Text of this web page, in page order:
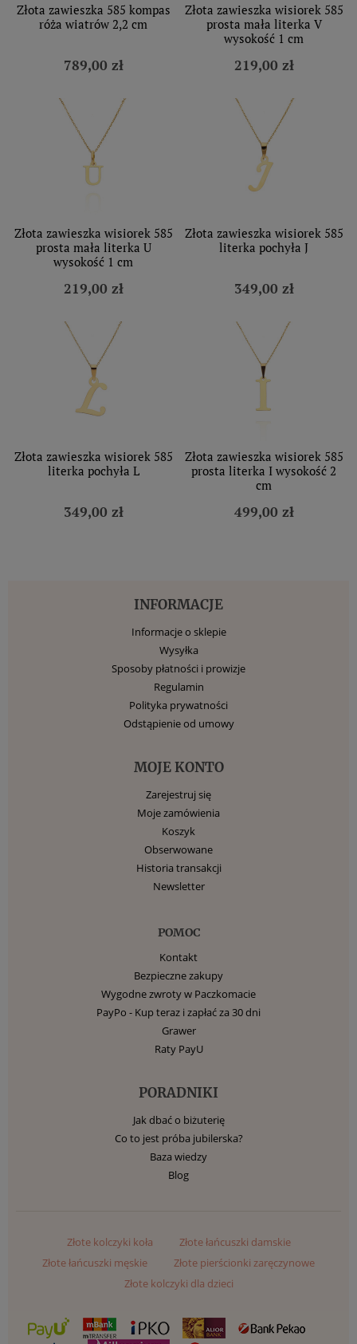
Złota zawieszka 585 kompas
róża wiatrów 2,2 cm
789,00 zł
Złota zawieszka wisiorek 585
prosta mała literka V
wysokość 1 cm
219,00 zł
Złota zawieszka wisiorek 585
prosta mała literka U
wysokość 1 cm
219,00 zł
Złota zawieszka wisiorek 585
literka pochyła J
349,00 zł
Złota zawieszka wisiorek 585
literka pochyła L
349,00 zł
Złota zawieszka wisiorek 585
prosta literka I wysokość 2
cm
499,00 zł
INFORMACJE
Informacje o sklepie
Wysyłka
Sposoby płatności i prowizje
Regulamin
Polityka prywatności
Odstąpienie od umowy
MOJE KONTO
Zarejestruj się
Moje zamówienia
Koszyk
Obserwowane
Historia transakcji
Newsletter
POMOC
Kontakt
Bezpieczne zakupy
Wygodne zwroty w Paczkomacie
PayPo - Kup teraz i zapłać za 30 dni
Grawer
Raty PayU
PORADNIKI
Jak dbać o biżuterię
Co to jest próba jubilerska?
Baza wiedzy
Blog
Złote kolczyki koła
Złote łańcuszki damskie
Złote łańcuszki męskie
Złote pierścionki zaręczynowe
Złote kolczyki dla dzieci